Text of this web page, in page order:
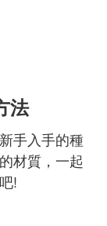
法
手入手的種
材質，一起
!